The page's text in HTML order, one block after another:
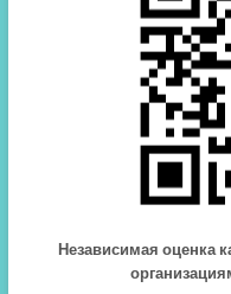
Независимая оценка